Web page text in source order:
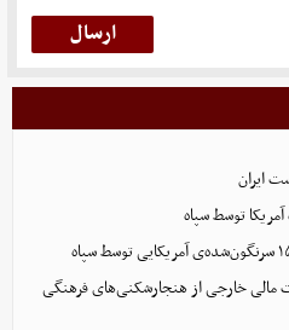
توسط سپاه
مالی خارجی از هنجارشکنی‌های فرهنگی